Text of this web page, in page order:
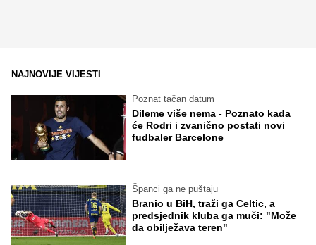
NAJNOVIJE VIJESTI
Poznat tačan datum
Dileme više nema - Poznato kada
će Rodri i zvanično postati novi
fudbaler Barcelone
Španci ga ne puštaju
Branio u BiH, traži ga Celtic, a
predsjednik kluba ga muči: "Može
da obilježava teren"